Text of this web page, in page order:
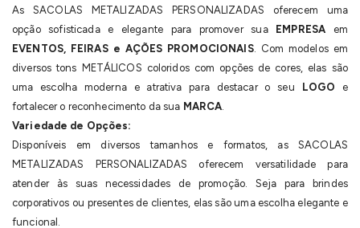
As SACOLAS METALIZADAS PERSONALIZADAS oferecem uma
opção sofisticada e elegante para promover sua
EMPRESA em
EVENTOS, FEIRAS e AÇÕES PROMOCIONAIS. Com modelos em
diversos tons METÁLICOS coloridos com opções de cores, elas são
uma escolha moderna e atrativa para destacar o seu
LOGO e
fortalecer o reconhecimento da sua MARCA.
Variedade de Opções:
Disponíveis em diversos tamanhos e formatos, as SACOLAS
METALIZADAS PERSONALIZADAS oferecem versatilidade para
atender às suas necessidades de promoção. Seja para brindes
corporativos ou presentes de clientes, elas são uma escolha elegante e
funcional.